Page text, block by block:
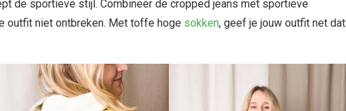
de sportieve stijl. Combineer de cropped jeans met sportieve
outfit niet ontbreken. Met toffe hoge sokken, geef je jouw outfit net dat